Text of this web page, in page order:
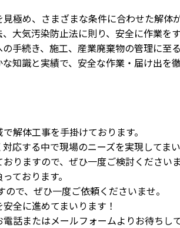
極め、さまざまな条件に合わせた解体
大気汚染防止法に則り、安全に作業を
手続き、施工、産業廃棄物の管理に至
知識と実績で、安全な作業・届け出を徹
解体工事を手掛けております。
応する中で現場のニーズを実現してまい
りますので、ぜひ一度ご検討くださいま
ております。
で、ぜひ一度ご依頼くださいませ。
全に進めてまいります！
話またはメールフォームよりお待ちして